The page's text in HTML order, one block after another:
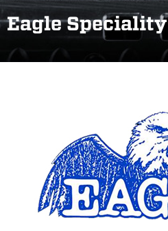
Eagle Speciality